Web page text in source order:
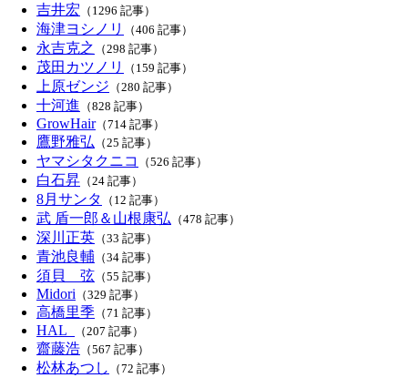
吉井宏 （1296 記事）
海津ヨシノリ （406 記事）
永吉克之 （298 記事）
茂田カツノリ （159 記事）
上原ゼンジ （280 記事）
十河進 （828 記事）
GrowHair（714 記事）
鷹野雅弘 （25 記事）
ヤマシタクニコ （526 記事）
白石昇 （24 記事）
8月サンタ （12 記事）
武 盾一郎＆山根康弘 （478 記事）
深川正英 （33 記事）
青池良輔 （34 記事）
須貝 弦 （55 記事）
Midori （329 記事）
高橋里季 （71 記事）
HAL_ （207 記事）
齋藤浩 （567 記事）
松林あつし （72 記事）